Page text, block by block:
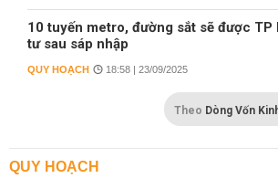
10 tuyến metro, đường sắt sẽ được TP
tư sau sáp nhập
QUY HOẠCH 18:58 | 23/09/2025
Theo Dòng Vốn
QUY HOẠCH